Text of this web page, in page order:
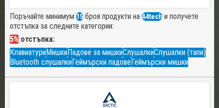
Поръчайте минимум 15 броя продукти на A4tech и получете
отстъпка за следните категории:
5% отстъпка:
КлавиатуриМишкиПадове за мишкиСлушалкиСлушалки (тапи)
Bluetooth слушалкиГеймърски падовеГеймърски мишки